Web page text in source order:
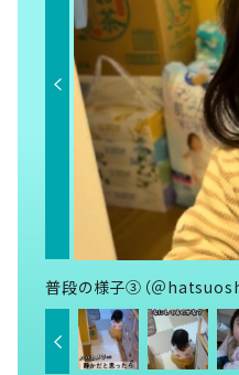
普段の様子③（＠